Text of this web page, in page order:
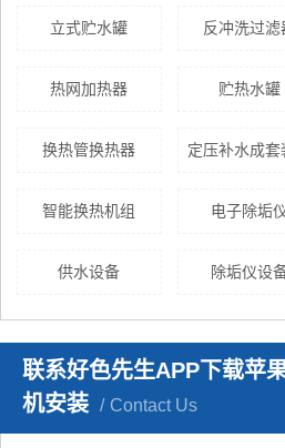
立式贮水罐 反冲洗过滤
热网加热器 贮热水罐
换热管换热器 定压补水成套
智能换热机组 电子除垢
供水设备 除垢仪设
联系好色先生APP下载苹
机安装
Contact Us